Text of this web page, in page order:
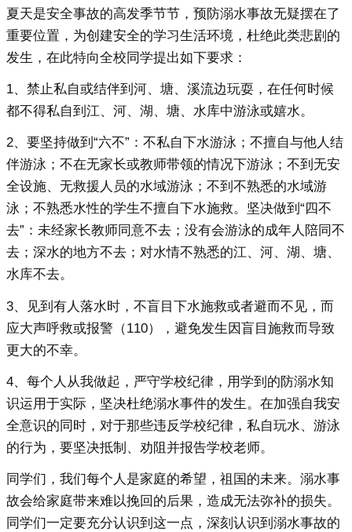
夏天是安全事故的高发季节节，预防溺水事故无疑摆在了
重要位置，为创建安全的学习生活环境，杜绝此类悲剧的
发生，在此特向全校同学提出如下要求：
1、禁止私自或结伴到河、塘、溪流边玩耍，在任何时候
都不得私自到江、河、湖、塘、水库中游泳或嬉水。
2、要坚持做到“六不”：不私自下水游泳；不擅自与他人结
伴游泳；不在无家长或教师带领的情况下游泳；不到无安
全设施、无救援人员的水域游泳；不到不熟悉的水域游
泳；不熟悉水性的学生不擅自下水施救。坚决做到“四不
去”：未经家长教师同意不去；没有会游泳的成年人陪同不
去；深水的地方不去；对水情不熟悉的江、河、湖、塘、
水库不去。
3、见到有人落水时，不盲目下水施救或者避而不见，而
应大声呼救或报警（110），避免发生因盲目施救而导致
更大的不幸。
4、每个人从我做起，严守学校纪律，用学到的防溺水知
识运用于实际，坚决杜绝溺水事件的发生。在加强自我安
全意识的同时，对于那些违反学校纪律，私自玩水、游泳
的行为，要坚决抵制、劝阻并报告学校老师。
同学们，我们每个人是家庭的希望，祖国的未来。溺水事
故会给家庭带来难以挽回的后果，造成无法弥补的损失。
同学们一定要充分认识到这一点，深刻认识到溺水事故的